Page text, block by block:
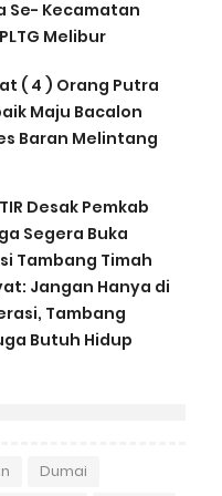
Se- Kecamatan
Melibur
( 4 ) Orang Putra
Maju Bacalon
Baran Melintang
Desak Pemkab
Segera Buka
Tambang Timah
Jangan Hanya di
Tambang
Butuh Hidup
Dumai